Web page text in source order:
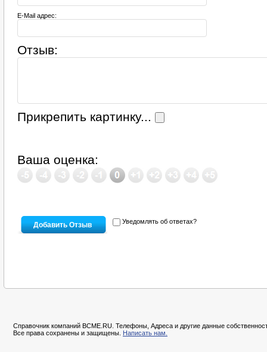
E-Mail адрес:
Отзыв:
Прикрепить картинку...
Ваша оценка:
Уведомлять об ответах?
Справочник компаний BCME.RU. Телефоны, Адреса и другие данные
Все права сохранены и защищены. Написать нам.